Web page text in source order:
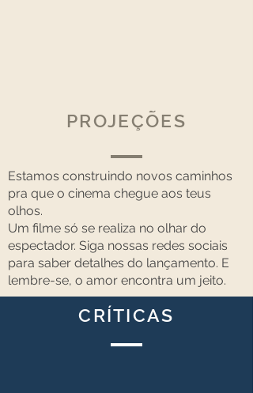
CRÍTICAS
PROJEÇÕES
Estamos construindo novos caminhos
pra que o cinema chegue aos teus
olhos.
Um filme só se realiza no olhar do
espectador. Siga nossas redes sociais
para saber detalhes do lançamento. E
lembre-se, o amor encontra um jeito.